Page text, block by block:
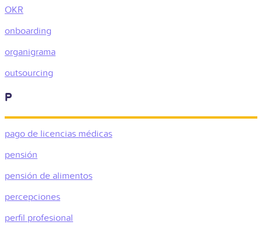
OKR
onboarding
organigrama
outsourcing
P
pago de licencias médicas
pensión
pensión de alimentos
percepciones
perfil profesional